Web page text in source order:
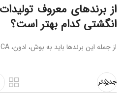
از برندهای معروف
انگشتی کدام بهتر است؟
از جمله این برندها باید به بوش، ادون، DCA، دریمل و سیلور اشاره کنیم.
جدیدتر